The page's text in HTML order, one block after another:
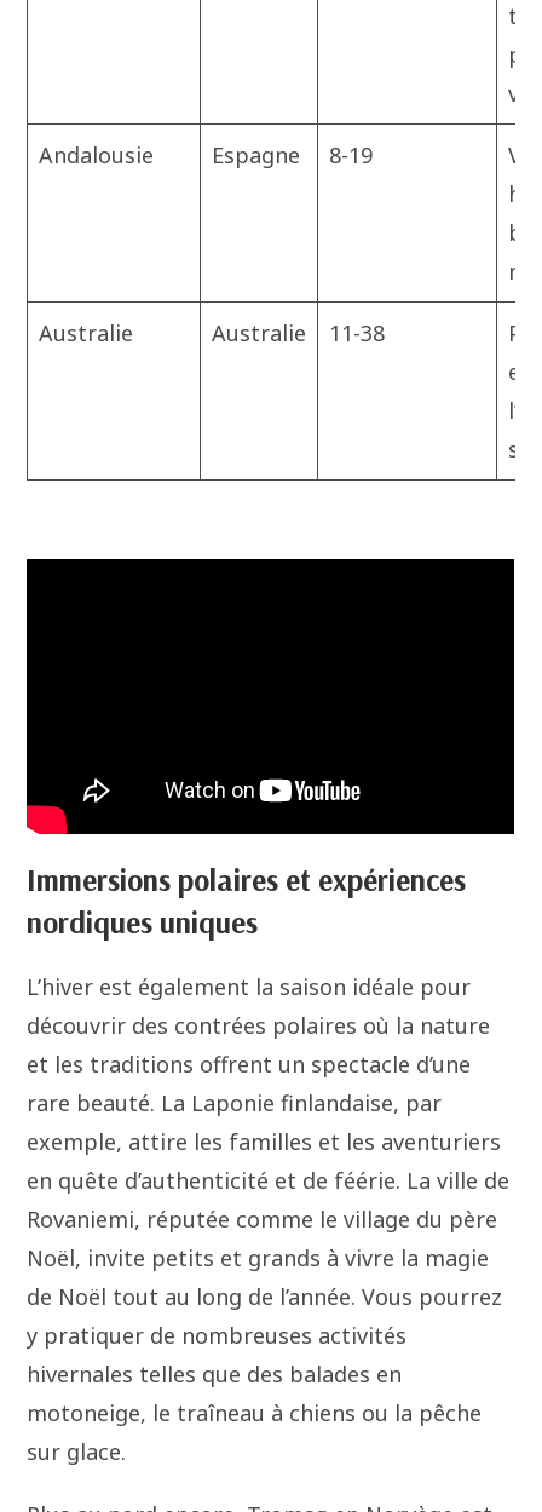
Andalousie Espagne 8-19
Australie Australie 11-38
Immersions polaires et expériences
nordiques uniques
L’hiver est également la saison idéale pour
découvrir des contrées polaires où la nature
et les traditions offrent un spectacle d’une
rare beauté. La Laponie finlandaise, par
exemple, attire les familles et les aventuriers
en quête d’authenticité et de féérie. La ville de
Rovaniemi, réputée comme le village du père
Noël, invite petits et grands à vivre la magie
de Noël tout au long de l’année. Vous pourrez
y pratiquer de nombreuses activités
hivernales telles que des balades en
motoneige, le traîneau à chiens ou la pêche
sur glace.